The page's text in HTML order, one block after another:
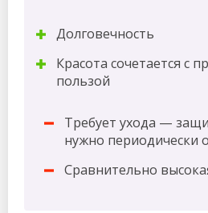
Долговечность
Красота сочетается с
пользой
Требует ухода —
нужно периодически
Сравнительно